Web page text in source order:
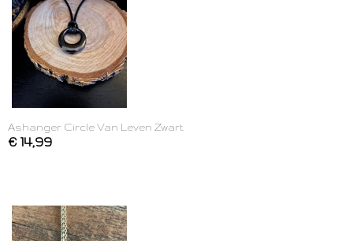
Ashanger Circle Van Leven Zwart
€ 14,99